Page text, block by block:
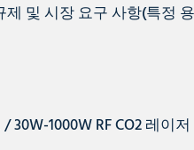
및 시장 요구 사항(특정
1000W RF CO2 레이